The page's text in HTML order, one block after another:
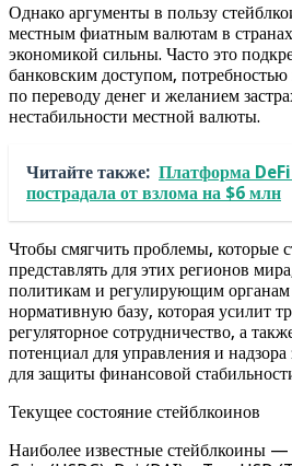
Однако аргументы в пользу
местным фиатным валютам в
экономикой сильны. Часто это
банковским доступом,
по переводу денег и желанием
нестабильности местной валюты.
Читайте также: Платформа
пострадала от взлома на $6 млн
Чтобы смягчить проблемы, которые
представлять для этих регионов
политикам и регулирующим
нормативную базу, которая усилит
регуляторное сотрудничество, а
потенциал для управления и надзора
для защиты финансовой
Текущее состояние стейблкоинов
Наиболее известные стейблкоины